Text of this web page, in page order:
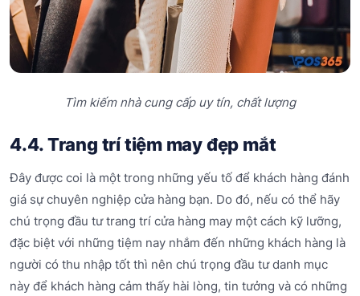
Tìm kiếm nhà cung cấp uy tín, chất lượng
4.4. Trang trí tiệm may đẹp mắt
Đây được coi là một trong những yếu tố để khách hàng đánh
giá sự chuyên nghiệp cửa hàng bạn. Do đó, nếu có thể hãy
chú trọng đầu tư trang trí cửa hàng may một cách kỹ lưỡng,
đặc biệt với những tiệm nay nhắm đến những khách hàng là
người có thu nhập tốt thì nên chú trọng đầu tư danh mục
này để khách hàng cảm thấy hài lòng, tin tưởng và có những